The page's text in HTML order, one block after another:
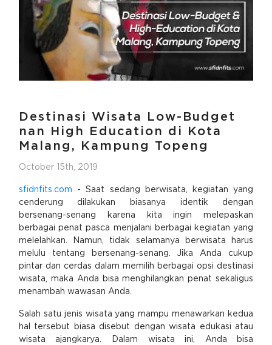
Destinasi Wisata Low-Budget
nan High Education di Kota
Malang, Kampung Topeng
October 15th, 2019
sfidnfits.com - Saat sedang berwisata, kegiatan yang
cenderung dilakukan biasanya identik dengan
bersenang-senang karena kita ingin melepaskan
berbagai penat pasca menjalani berbagai kegiatan yang
melelahkan. Namun, tidak selamanya berwisata harus
melulu tentang bersenang-senang. Jika Anda cukup
pintar dan cerdas dalam memilih berbagai opsi destinasi
wisata, maka Anda bisa menghilangkan penat sekaligus
menambah wawasan Anda.
Salah satu jenis wisata yang mampu menawarkan kedua
hal tersebut biasa disebut dengan wisata edukasi atau
wisata ajangkarya. Dalam wisata ini, Anda bisa